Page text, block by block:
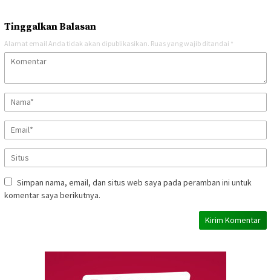
Tinggalkan Balasan
Alamat email Anda tidak akan dipublikasikan. Ruas yang wajib ditandai *
Simpan nama, email, dan situs web saya pada peramban ini untuk
komentar saya berikutnya.